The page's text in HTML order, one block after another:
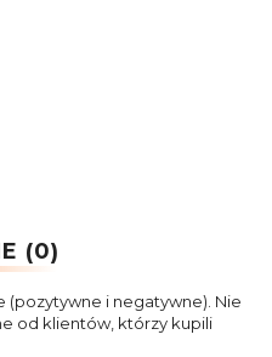
(0)
(pozytywne i negatywne). Nie
od klientów, którzy kupili